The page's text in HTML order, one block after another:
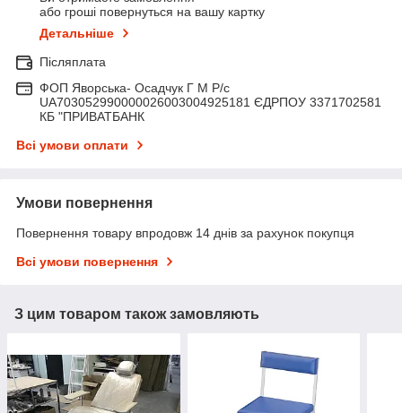
або гроші повернуться на вашу картку
Детальніше
Післяплата
ФОП Яворська- Осадчук Г М Р/c
UA703052990000026003004925181 ЄДРПОУ 3371702581
КБ "ПРИВАТБАНК
Всі умови оплати
Умови повернення
Повернення товару впродовж 14 днів за рахунок покупця
Всі умови повернення
З цим товаром також замовляють